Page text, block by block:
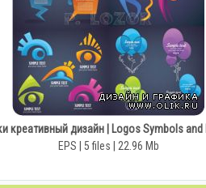
креативный дизайн | Logos Symbols
EPS | 5 files | 22.96 Mb